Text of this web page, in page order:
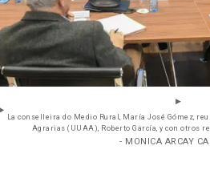
La conselleira do Medio Rural, María José Gómez,
Agrarias (UUAA), Roberto García, y con otros
- MONICA ARCAY